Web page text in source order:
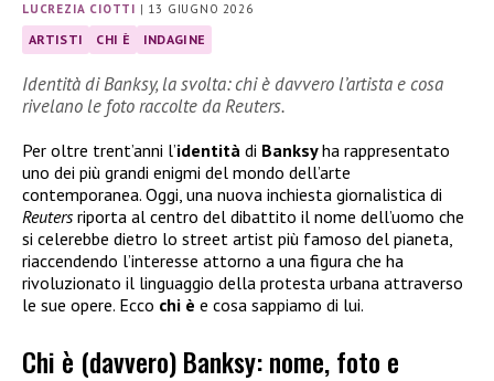
LUCREZIA CIOTTI | 13 GIUGNO 2026
ARTISTI CHI È INDAGINE
Identità di Banksy, la svolta: chi è davvero l’artista e cosa
rivelano le foto raccolte da Reuters.
Per oltre trent’anni l’identità di Banksyha rappresentato
uno dei più grandi enigmi del mondo dell’arte
contemporanea. Oggi, una nuova inchiesta giornalistica di
Reutersriporta al centro del dibattito il nome dell’uomo che
si celerebbe dietro lo street artist più famoso del pianeta,
riaccendendo l’interesse attorno a una figura che ha
rivoluzionato il linguaggio della protesta urbana attraverso
le sue opere. Ecco chi è e cosa sappiamo di lui.
Chi è (davvero) Banksy: nome, foto e